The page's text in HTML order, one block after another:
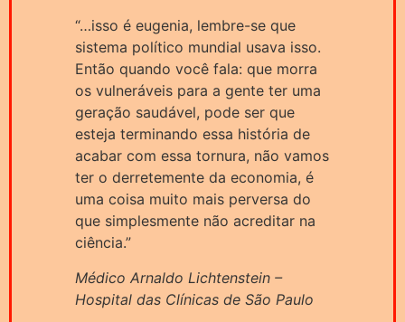
“…isso é eugenia, lembre-se que
sistema político mundial usava isso.
Então quando você fala: que morra
os vulneráveis para a gente ter uma
geração saudável, pode ser que
esteja terminando essa história de
acabar com essa tornura, não vamos
ter o derretemente da economia, é
uma coisa muito mais perversa do
que simplesmente não acreditar na
ciência.”
Médico Arnaldo Lichtenstein –
Hospital das Clínicas de São Paulo